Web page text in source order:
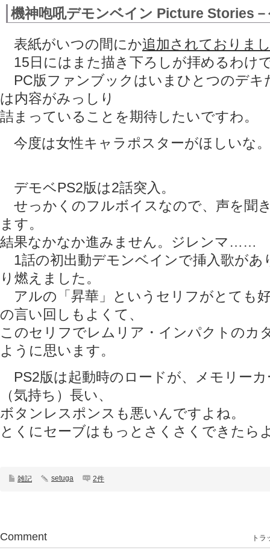
機神咆吼デモンベイン Picture Stories
表紙がいつの間にか追加されておりま
15日にはまた描き下ろしが拝めるわけ
PC版ファンブックはいまひとつのデキ
は内容がみっしり
詰まっていることを期待したいですわ。
今度は女性キャラポスターがほしいな。
デモベPS2版は2話突入。
せっかくのフルボイスなので、声を聞
ます。
結果なかなか進みません。ジレンマ……
1話の初出動デモンベインで挿入歌があ
り燃えました。
アルの「昇華」というセリフがとても
の言い回しもよくて、
このセリフでレムリア・インパクトのカ
ように思います。
PS2版は起動時のロードが、メモリー
（気持ち）長い、
ボタンレスポンスも悪いんですよね。
とくにセーブはもっとさくさくできたら
雑記 setuga 2件
Comment トラ